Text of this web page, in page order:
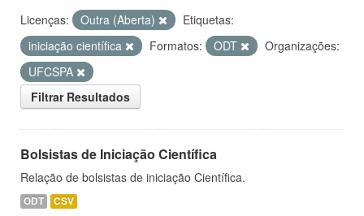
Licenças: Outra (Aberta)
Etiquetas:
iniciação científica
Formatos: ODT
Organizações:
UFCSPA
Filtrar Resultados
Bolsistas de Iniciação Científica
Relação de bolsistas de iniciação Científica.
ODT CSV